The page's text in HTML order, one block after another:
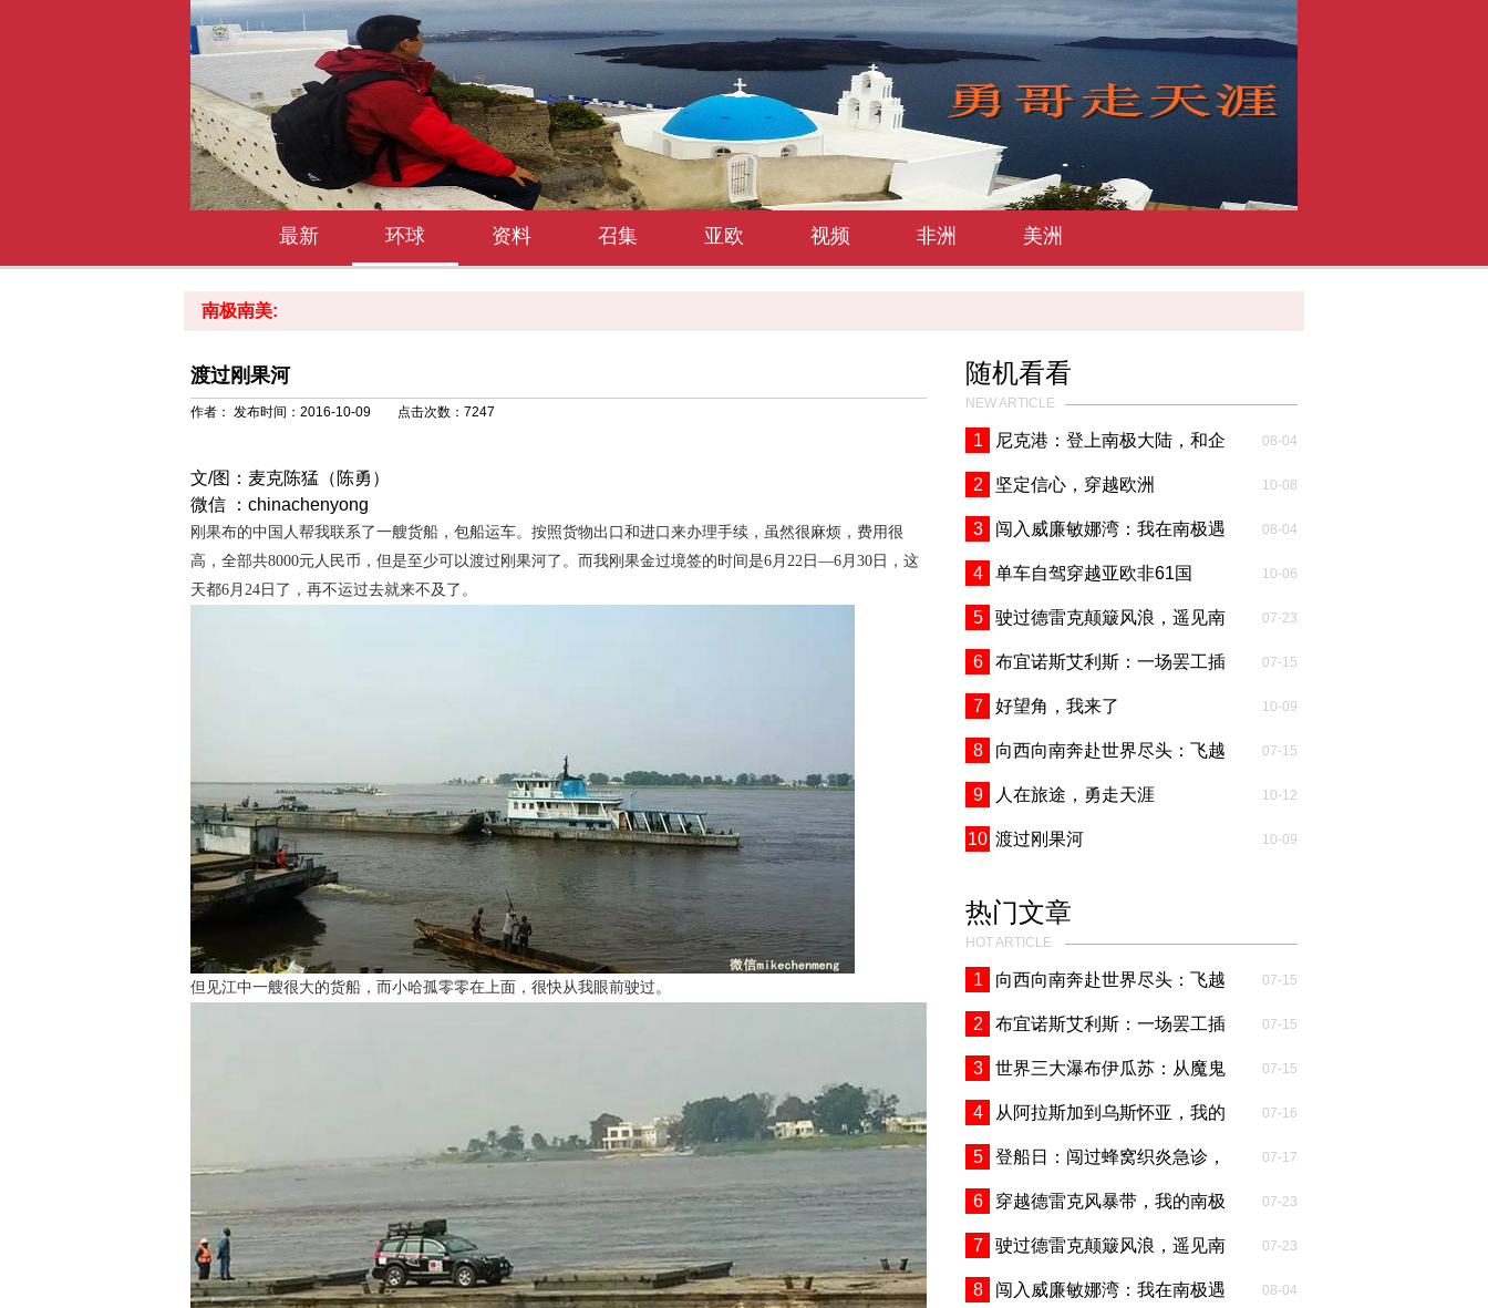
最新 环球 资料 召集 亚欧 视频 非洲 美洲
南极南美:
渡过刚果河
作者： 发布时间：2016-10-09 点击次数： 7247
文/图：麦克陈猛（陈勇）
微信 ：chinachenyong
刚果布的中国人帮我联系了一艘货船，包船运车。按照货物出口和进口来办理手续，虽然很麻烦，费用很
高，全部共8000元人民币，但是至少可以渡过刚果河了。而我刚果金过境签的时间是6月22日—6月30日，这
天都6月24日了，再不运过去就来不及了。
但见江中一艘很大的货船，而小哈孤零零在上面，很快从我眼前驶过。
随机看看
NEW ARTICLE
1
尼克港：登上南极大陆，和企
08-04
2 坚定信心，穿越欧洲 10-08
3
闯入威廉敏娜湾：我在南极遇
08-04
4 单车自驾穿越亚欧非61国 10-06
5
驶过德雷克颠簸风浪，遥见南
07-23
6
布宜诺斯艾利斯：一场罢工插
07-15
7 好望角，我来了 10-09
8
向西向南奔赴世界尽头：飞越
07-15
9 人在旅途，勇走天涯 10-12
10 渡过刚果河 10-09
热门文章
HOT ARTICLE
1
向西向南奔赴世界尽头：飞越
07-15
2
布宜诺斯艾利斯：一场罢工插
07-15
3
世界三大瀑布伊瓜苏：从魔鬼
07-15
4
从阿拉斯加到乌斯怀亚，我的
07-16
5
登船日：闯过蜂窝织炎急诊，
07-17
6
穿越德雷克风暴带，我的南极
07-23
7
驶过德雷克颠簸风浪，遥见南
07-23
8
闯入威廉敏娜湾：我在南极遇
08-04